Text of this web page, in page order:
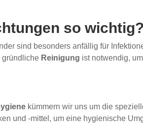
so wichtig?
sind besonders anfällig für
gründliche Reinigung ist notwendig,
kümmern wir uns um die
und -mittel, um eine hygienische